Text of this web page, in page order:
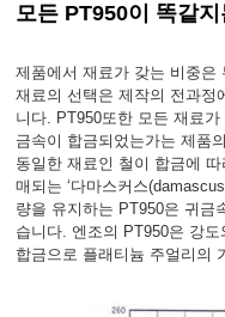
모든 PT950이 똑같
제품에서 재료가 갖는 비중은
재료의 선택은 제작의 전과정
니다. PT950또한 모든 재료
금속이 합금되었는가는 제품
동일한 재료인 철이 합금에
매되는 ‘다마스커스
량을 유지하는 PT950은 귀금
습니다. 엔조의 PT950은 강
합금으로 플래티늄 주얼리의